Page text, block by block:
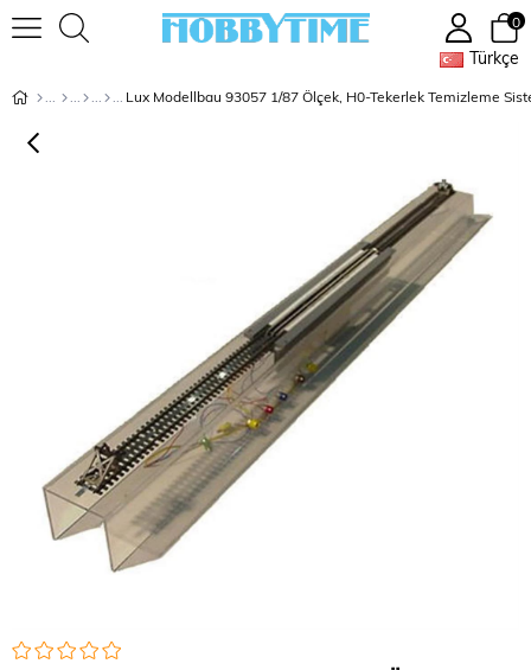
Türkçe
0
Lux Modellbau 93057 1/87 Ölçek, H0-Tekerlek Temizleme